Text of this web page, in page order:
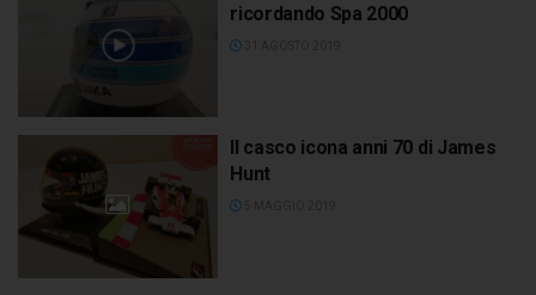
ricordando Spa 2000
Il casco icona anni 70 di James
Hunt